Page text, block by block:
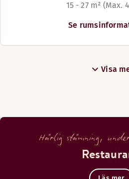
15 - 27 m² (Max.
Se
Visa
Härlig stämning,